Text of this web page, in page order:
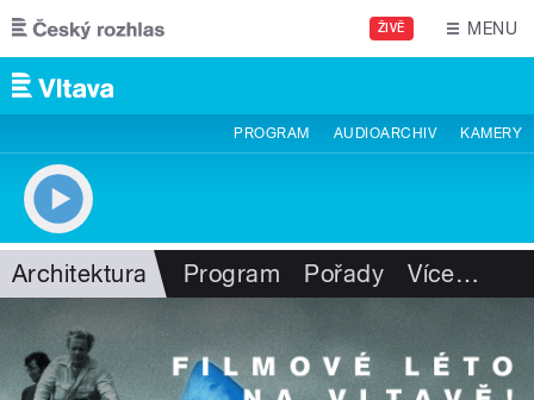
Přejít k hlavnímu obsahu
ŽIVĚ MENU
PROGRAM AUDIOARCHIV KAMERY
Architektura Program Pořady Více…